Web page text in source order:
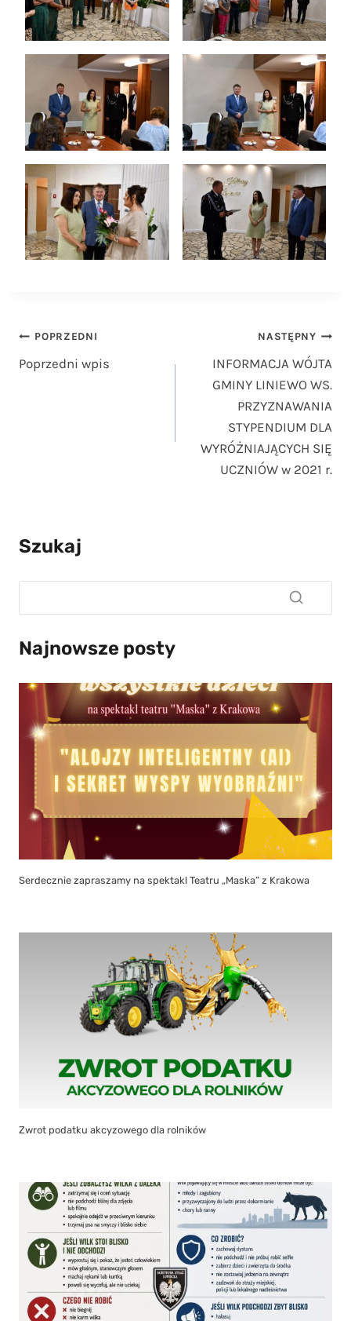
Nawigacja
wpisu
POPRZEDNI
Poprzedni wpis
NASTĘPNY
INFORMACJA WÓJTA
GMINY LINIEWO WS.
PRZYZNAWANIA
STYPENDIUM DLA
WYRÓŻNIAJĄCYCH SIĘ
UCZNIÓW w 2021 r.
Szukaj
Najnowsze posty
Serdecznie zapraszamy na spektakl Teatru „Maska” z Krakowa
Zwrot podatku akcyzowego dla rolników